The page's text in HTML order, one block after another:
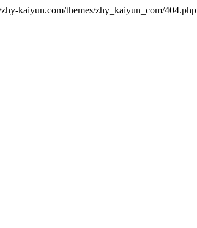
kaiyun.com/themes/zhy_kaiyun_com/404.php